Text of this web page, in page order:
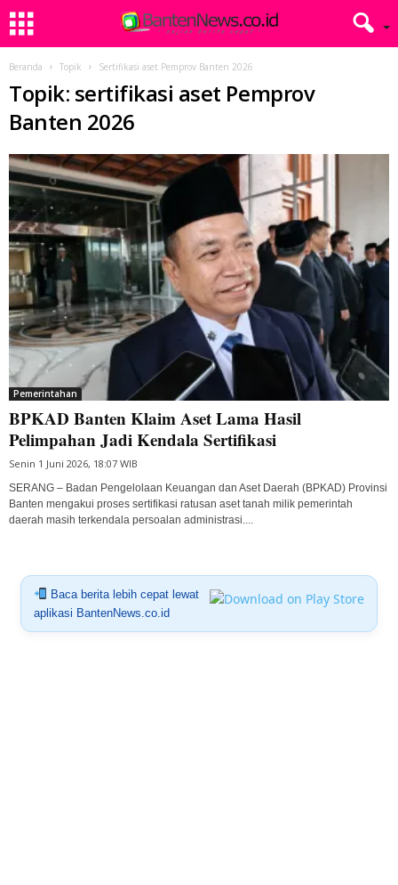
Beranda Topik Sertifikasi aset Pemprov Banten 2026
Topik: sertifikasi aset Pemprov
Banten 2026
Pemerintahan
BPKAD Banten Klaim Aset Lama Hasil
Pelimpahan Jadi Kendala Sertifikasi
Senin 1 Juni 2026, 18:07 WIB
SERANG – Badan Pengelolaan Keuangan dan Aset Daerah (BPKAD) Provinsi
Banten mengakui proses sertifikasi ratusan aset tanah milik pemerintah
daerah masih terkendala persoalan administrasi....
Baca berita lebih cepat lewat
aplikasi BantenNews.co.id